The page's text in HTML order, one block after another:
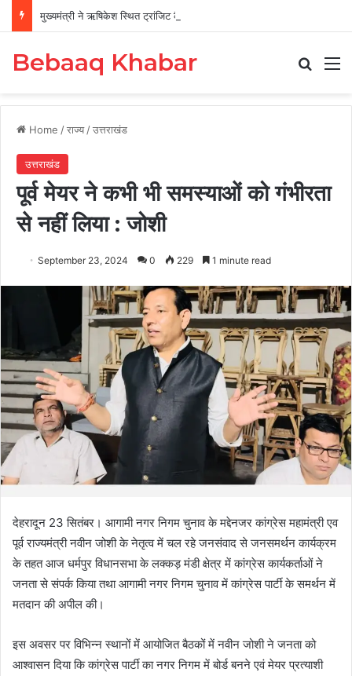
मुख्यमंत्री ने ऋषिकेश स्थित ट्रांजिट कैंप का किया औचक निरीक्षण
Bebaaq Khabar
Home /राज्य /उत्तराखंड
उत्तराखंड
पूर्व मेयर ने कभी भी समस्याओं को गंभीरता
से नहीं लिया : जोशी
September 23, 2024 0 229 1 minute read
देहरादून 23 सितंबर। आगामी नगर निगम चुनाव के मद्देनजर कांग्रेस महामंत्री एव
पूर्व राज्यमंत्री नवीन जोशी के नेतृत्व में चल रहे जनसंवाद से जनसमर्थन कार्यक्रम
के तहत आज धर्मपुर विधानसभा के लक्कड़ मंडी क्षेत्र में कांग्रेस कार्यकर्ताओं ने
जनता से संपर्क किया तथा आगामी नगर निगम चुनाव में कांग्रेस पार्टी के समर्थन में
मतदान की अपील की।
इस अवसर पर विभिन्न स्थानों में आयोजित बैठकों में नवीन जोशी ने जनता को
आश्वासन दिया कि कांग्रेस पार्टी का नगर निगम में बोर्ड बनने एवं मेयर प्रत्याशी